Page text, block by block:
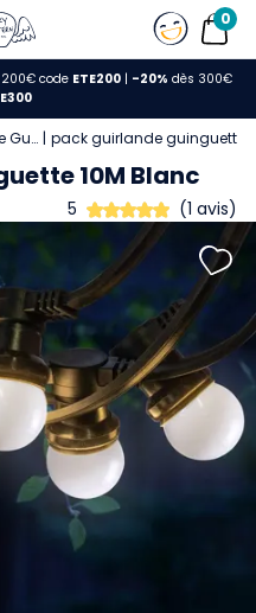
0
code ETE200| -20% dès 300€
Guirlande Guinguette pack guirlande guinguette
10M Blanc
5 (1 avis)